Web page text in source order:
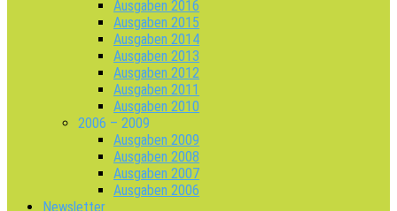
Ausgaben 2016
Ausgaben 2015
Ausgaben 2014
Ausgaben 2013
Ausgaben 2012
Ausgaben 2011
Ausgaben 2010
2006 – 2009
Ausgaben 2009
Ausgaben 2008
Ausgaben 2007
Ausgaben 2006
Newsletter